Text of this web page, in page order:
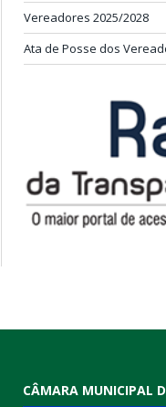
Vereadores 2025/2028
Ata de Posse dos
CÂMARA MUNICIPAL